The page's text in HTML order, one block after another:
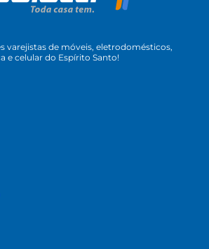
varejistas de móveis, eletrodomésticos,
e celular do Espírito Santo!